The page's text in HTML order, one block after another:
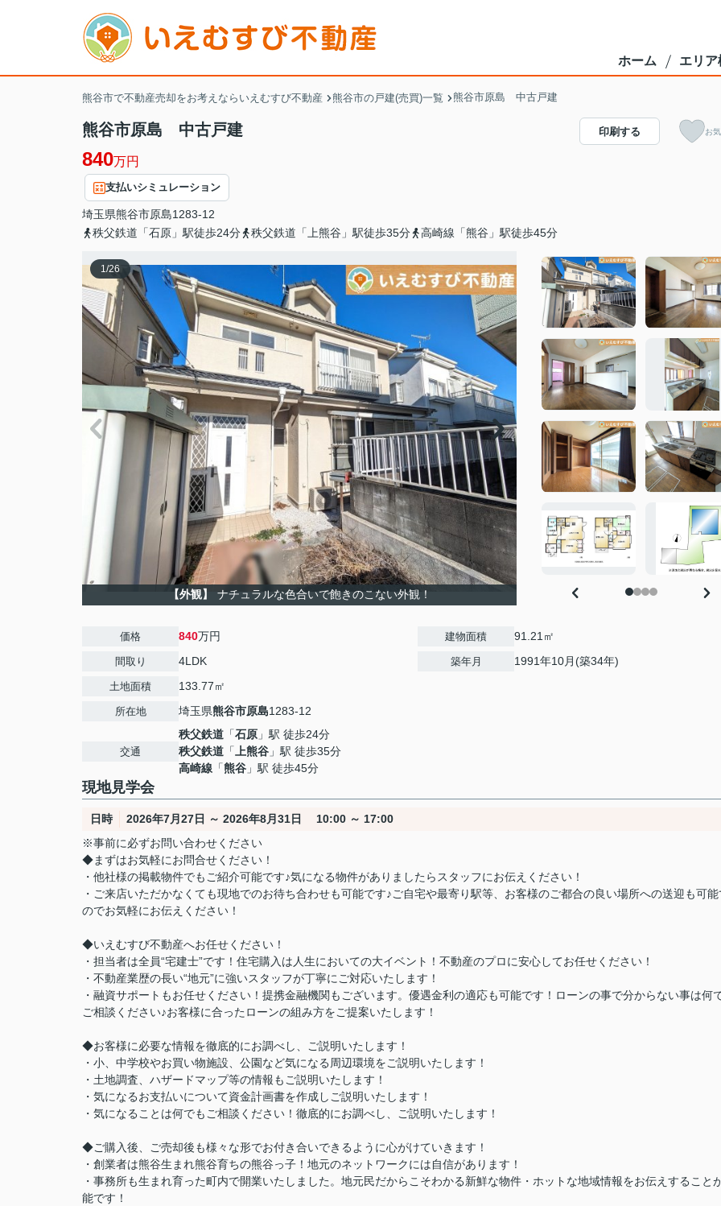
ホーム エリア
熊谷市で不動産売却をお考えならいえむすび不動産 熊谷市の戸建(売買)一覧 熊谷市原島 中古戸建
熊谷市原島 中古戸建
840万円
支払いシミュレーション
埼玉県熊谷市原島1283-12
秩父鉄道「石原」駅徒歩24分
秩父鉄道「上熊谷」駅徒歩35分 高崎線「熊谷」駅徒歩45分
印刷する お
1/26
【外観】 ナチュラルな色合いで飽きのこない外観！
価格 840万円
間取り 4LDK
土地面積 133.77㎡
所在地 埼玉県熊谷市原島1283-12
交通
秩父鉄道 「石原 」駅 徒歩24分
秩父鉄道 「 上熊谷 」駅 徒歩35分
高崎線 「熊谷 」駅 徒歩45分
建物面積 91.21㎡
築年月 1991年10月(築34年)
現地見学会
日時
2026年7月27日 ～ 2026年8月31日 10:00 ～ 17:00
※事前に必ずお問い合わせください
◆まずはお気軽にお問合せください！
・他社様の掲載物件でもご紹介可能です♪気になる物件がありましたらスタッフにお伝えください！
・ご来店いただかなくても現地でのお待ち合わせも可能です♪ご自宅や最寄り駅等、お客様のご都合の良い場所への送迎も可
のでお気軽にお伝えください！
◆いえむすび不動産へお任せください！
・担当者は全員“宅建士”です！住宅購入は人生においての大イベント！不動産のプロに安心してお任せください！
・不動産業歴の長い“地元”に強いスタッフが丁寧にご対応いたします！
・融資サポートもお任せください！提携金融機関もございます。優遇金利の適応も可能です！ローンの事で分からない事は何
ご相談ください♪お客様に合ったローンの組み方をご提案いたします！
◆お客様に必要な情報を徹底的にお調べし、ご説明いたします！
・小、中学校やお買い物施設、公園など気になる周辺環境をご説明いたします！
・土地調査、ハザードマップ等の情報もご説明いたします！
・気になるお支払いについて資金計画書を作成しご説明いたします！
・気になることは何でもご相談ください！徹底的にお調べし、ご説明いたします！
◆ご購入後、ご売却後も様々な形でお付き合いできるように心がけていきます！
・創業者は熊谷生まれ熊谷育ちの熊谷っ子！地元のネットワークには自信があります！
・事務所も生まれ育った町内で開業いたしました。地元民だからこそわかる新鮮な物件・ホットな地域情報をお伝えすること
能です！